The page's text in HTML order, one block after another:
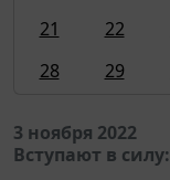
21
22
28
29
3 ноября 2022
Вступают в силу: